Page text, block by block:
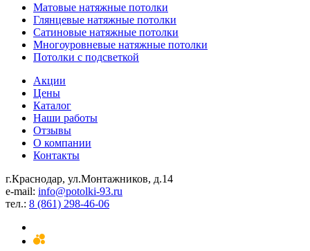
Матовые натяжные потолки
Глянцевые натяжные потолки
Сатиновые натяжные потолки
Многоуровневые натяжные потолки
Потолки с подсветкой
Акции
Цены
Каталог
Наши работы
Отзывы
О компании
Контакты
г.Краснодар, ул.Монтажников, д.14
e-mail: info@potolki-93.ru
тел.: 8 (861) 298-46-06